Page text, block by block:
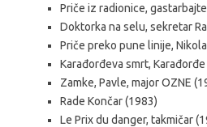
Priče iz radionice,
Doktorka na selu, sekretar
Priče preko pune linije,
Karađorđeva smrt,
Zamke, Pavle, major OZNE
Rade Končar (1983)
Le Prix du danger, takmičar